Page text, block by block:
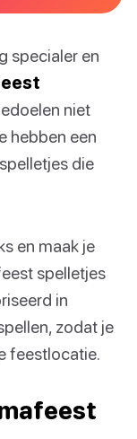
specialer en
niet
hebben een
die
en maak je
spelletjes
in
zodat je
feestlocatie.